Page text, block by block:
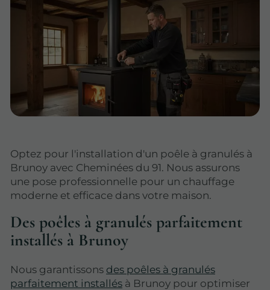
Optez pour l'installation d'un poêle à granulés à
Brunoy avec Cheminées du 91. Nous assurons
une pose professionnelle pour un chauffage
moderne et efficace dans votre maison.
Des poêles à granulés parfaitement
installés à Brunoy
Nous garantissons des poêles à granulés
parfaitement installés à Brunoy pour optimiser